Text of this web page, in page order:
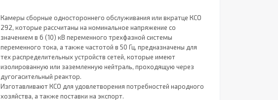
Камеры сборные одностороннего обслуживания или вкратце КСО
292, которые рассчитаны на номинальное напряжение со
значением в 6 (10) кВ переменного трехфазной системы
переменного тока, а также частотой в 50 Гц, предназначены для
тех распределительных устройств сетей, которые имеют
изолированную или заземленную нейтраль, проходящую через
дугогасительный реактор.
Изготавливают КСО для удовлетворения потребностей народного
хозяйства, а также поставки на экспорт.